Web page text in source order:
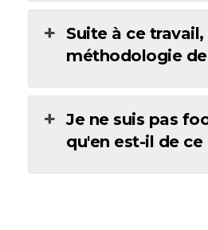
Suite à ce
méthodologie de
Je ne suis pas
qu'en est-il de